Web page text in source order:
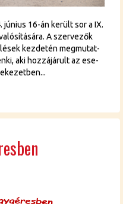
16-án ke­rült sor a IX.
A szer­ve­zők
kez­de­tén meg­mu­tat­
aki hoz­zá­já­rult az ese­